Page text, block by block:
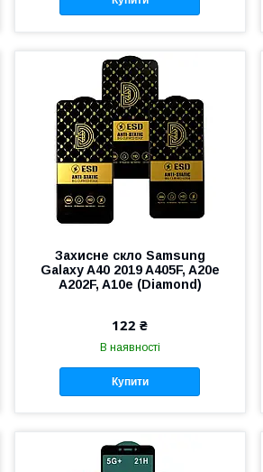
Захисне скло Samsung
Galaxy A40 2019 A405F, A20e
A202F, A10e (Diamond)
122 ₴
В наявності
Купити